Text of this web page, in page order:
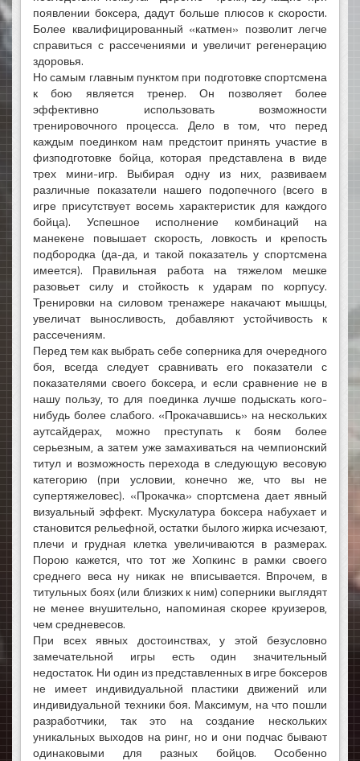
появлении боксера, дадут больше плюсов к скорости.
Более квалифицированный «катмен» позволит легче
справиться с рассечениями и увеличит регенерацию
здоровья.
Но самым главным пунктом при подготовке спортсмена
к бою является тренер. Он позволяет более
эффективно использовать возможности
тренировочного процесса. Дело в том, что перед
каждым поединком нам предстоит принять участие в
физподготовке бойца, которая представлена в виде
трех мини-игр. Выбирая одну из них, развиваем
различные показатели нашего подопечного (всего в
игре присутствует восемь характеристик для каждого
бойца). Успешное исполнение комбинаций на
манекене повышает скорость, ловкость и крепость
подбородка (да-да, и такой показатель у спортсмена
имеется). Правильная работа на тяжелом мешке
разовьет силу и стойкость к ударам по корпусу.
Тренировки на силовом тренажере накачают мышцы,
увеличат выносливость, добавляют устойчивость к
рассечениям.
Перед тем как выбрать себе соперника для очередного
боя, всегда следует сравнивать его показатели с
показателями своего боксера, и если сравнение не в
нашу пользу, то для поединка лучше подыскать кого-
нибудь более слабого. «Прокачавшись» на нескольких
аутсайдерах, можно преступать к боям более
серьезным, а затем уже замахиваться на чемпионский
титул и возможность перехода в следующую весовую
категорию (при условии, конечно же, что вы не
супертяжеловес). «Прокачка» спортсмена дает явный
визуальный эффект. Мускулатура боксера набухает и
становится рельефной, остатки былого жирка исчезают,
плечи и грудная клетка увеличиваются в размерах.
Порою кажется, что тот же Хопкинс в рамки своего
среднего веса ну никак не вписывается. Впрочем, в
титульных боях (или близких к ним) соперники выглядят
не менее внушительно, напоминая скорее круизеров,
чем средневесов.
При всех явных достоинствах, у этой безусловно
замечательной игры есть один значительный
недостаток. Ни один из представленных в игре боксеров
не имеет индивидуальной пластики движений или
индивидуальной техники боя. Максимум, на что пошли
разработчики, так это на создание нескольких
уникальных выходов на ринг, но и они подчас бывают
одинаковыми для разных бойцов. Особенно